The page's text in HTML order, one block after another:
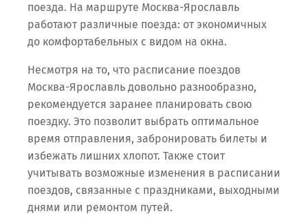
поезда. На маршруте Москва-Ярославль
работают различные поезда: от экономичных
до комфортабельных с видом на окна.
Несмотря на то, что расписание поездов
Москва-Ярославль довольно разнообразно,
рекомендуется заранее планировать свою
поездку. Это позволит выбрать оптимальное
время отправления, забронировать билеты и
избежать лишних хлопот. Также стоит
учитывать возможные изменения в расписании
поездов, связанные с праздниками, выходными
днями или ремонтом путей.